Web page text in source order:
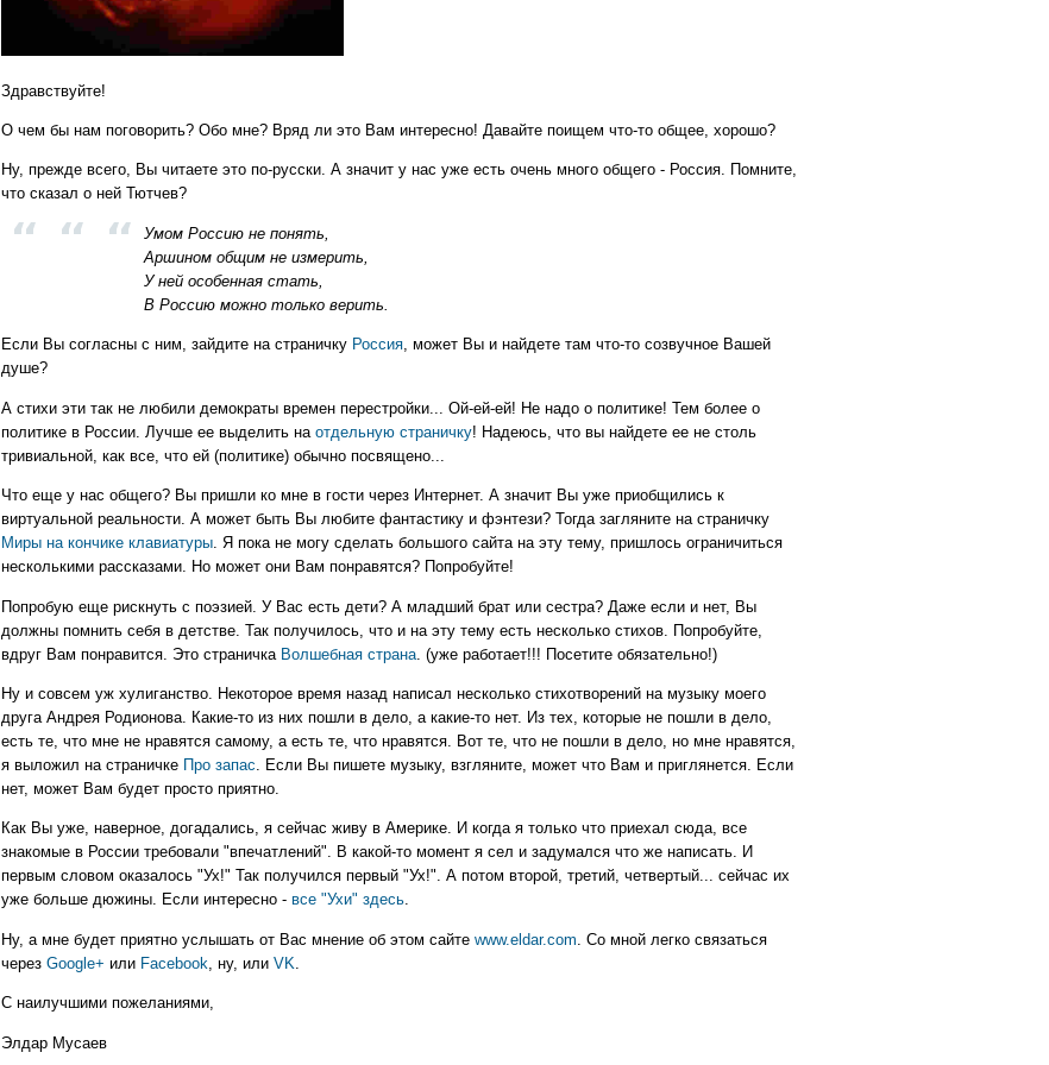
Здравствуйте!
О чем бы нам поговорить? Обо мне? Вряд ли это Вам интересно! Давайте поищем что-то общее, хорошо?
Ну, прежде всего, Вы читаете это по-русски. А значит у нас уже есть очень много общего - Россия. Помните,
что сказал о ней Тютчев?
Умом Россию не понять,
Аршином общим не измерить,
У ней особенная стать,
В Россию можно только верить.
Если Вы согласны с ним, зайдите на страничку Россия, может Вы и найдете там что-то созвучное Вашей
душе?
А стихи эти так не любили демократы времен перестройки... Ой-ей-ей! Не надо о политике! Тем более о
политике в России. Лучше ее выделить на отдельную страничку! Надеюсь, что вы найдете ее не столь
тривиальной, как все, что ей (политике) обычно посвящено...
Что еще у нас общего? Вы пришли ко мне в гости через Интернет. А значит Вы уже приобщились к
виртуальной реальности. А может быть Вы любите фантастику и фэнтези? Тогда загляните на страничку
Миры на кончике клавиатуры. Я пока не могу сделать большого сайта на эту тему, пришлось ограничиться
несколькими рассказами. Но может они Вам понравятся? Попробуйте!
Попробую еще рискнуть с поэзией. У Вас есть дети? А младший брат или сестра? Даже если и нет, Вы
должны помнить себя в детстве. Так получилось, что и на эту тему есть несколько стихов. Попробуйте,
вдруг Вам понравится. Это страничка Волшебная страна . (уже работает!!! Посетите обязательно!)
Ну и совсем уж хулиганство. Некоторое время назад написал несколько стихотворений на музыку моего
друга Андрея Родионова. Какие-то из них пошли в дело, а какие-то нет. Из тех, которые не пошли в дело,
есть те, что мне не нравятся самому, а есть те, что нравятся. Вот те, что не пошли в дело, но мне нравятся,
я выложил на страничке Про запас. Если Вы пишете музыку, взгляните, может что Вам и приглянется. Если
нет, может Вам будет просто приятно.
Как Вы уже, наверное, догадались, я сейчас живу в Америке. И когда я только что приехал сюда, все
знакомые в России требовали "впечатлений". В какой-то момент я сел и задумался что же написать. И
первым словом оказалось "Ух!" Так получился первый "Ух!". А потом второй, третий, четвертый... сейчас их
уже больше дюжины. Если интересно - все "Ухи" здесь.
Ну, а мне будет приятно услышать от Вас мнение об этом сайте www.eldar.com . Со мной легко связаться
через Google+ или Facebook , ну, или VK
С наилучшими пожеланиями,
Элдар Мусаев